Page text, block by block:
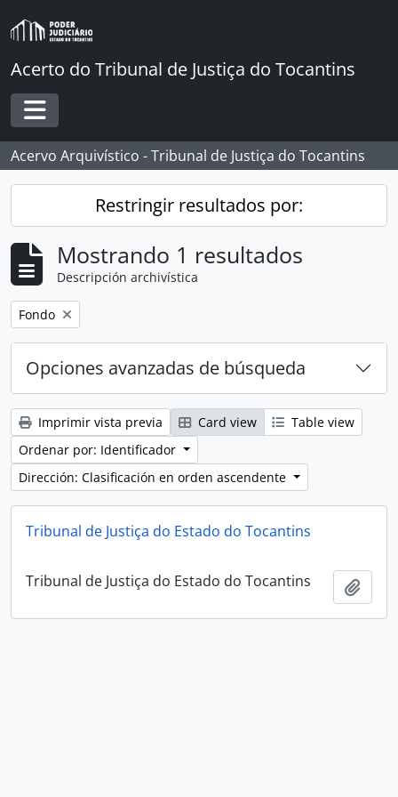
Acerto do Tribunal de Justiça do Tocantins
Toggle navigation
Acervo Arquivístico - Tribunal de Justiça do Tocantins
Restringir resultados por:
Mostrando 1 resultados
Descripción archivística
Remove filter:
Fondo
Opciones avanzadas de búsqueda
Imprimir vista previa Card view
Table view
Ordenar por: Identificador
Dirección: Clasificación en orden ascendente
Tribunal de Justiça do Estado do Tocantins
Tribunal de Justiça do Estado do Tocantins